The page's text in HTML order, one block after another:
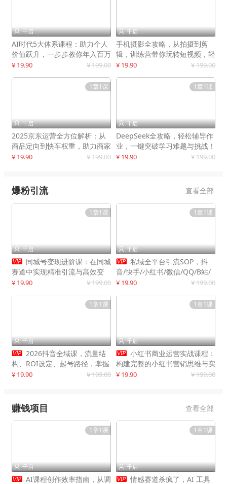
 千启
AI时代5大体系课程：助力个人
价值跃升，一步步教你年入百万
¥ 19.90 ¥ 199.00
 千启
手机摄影全攻略，从拍摄到剪
辑，训练营带你玩转短视频，轻
松拍大片
¥ 19.90 ¥ 199.00
1章1课
 千启
2025京东运营全方位解析：从
商品定向到快车权重，助力商家
打造爆款商品
¥ 19.90 ¥ 199.00
1章1课
 千启
DeepSeek全攻略，轻松辅导作
业，一键突破学习难题与挑战！
¥ 19.90 ¥ 199.00
爆粉引流 查看全部
1章1课
 千启
 同城号变现进阶课：在同城
赛道中实现精准引流与高效变
现，单店月引流成交额提升50%
¥ 19.90 ¥ 199.00
1章1课
 千启
 私域全平台引流SOP，抖
音/快手/小红书/微信/QQ/B站/
闲鱼等，技术合集，高效转化公
¥ 19.90 ¥ 199.00
1章1课
 千启
 2026抖音全域课，流量结
构、ROI设定、起号路径，掌握
平台新规下利润最大化
¥ 19.90 ¥ 199.00
1章1课
 千启
 小红书商业运营实战课程：
构建完整的小红书营销思维与实
战能力，案例店铺月销破百万！
¥ 19.90 ¥ 199.00
赚钱项目 查看全部
1章1课
 千启
 AI课程创作效率指南，从调
1章1课
 千启
 情感赛道杀疯了，AI 工具